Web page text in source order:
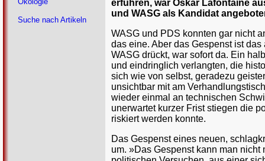
erfuhren, war Oskar Lafontaine
und WASG als Kandidat
WASG und PDS konnten gar nicht
das eine. Aber das Gespenst ist
WASG drückt, war sofort da. Ein
und eindringlich verlangten, die
sich wie von selbst, geradezu
unsichtbar mit am
wieder einmal an technischen
unerwartet kurzer Frist stiegen die
riskiert werden konnte.
Das Gespenst eines neuen,
um. »Das Gespenst kann man
Suche nach Artikeln